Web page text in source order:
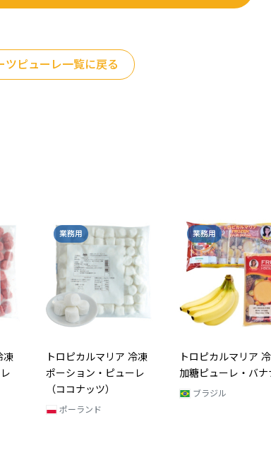
ツピューレ一覧に戻る
凍
業務用
トロピカルマリア 冷凍
加糖ピューレ・バナナ
ブラジル
業務用
トロピカルマリア
加糖ピューレ・いち
ブラジル